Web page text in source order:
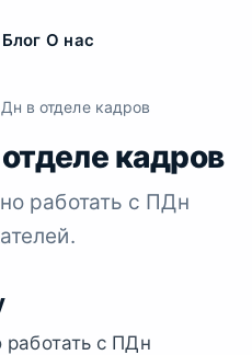
Блог О нас
в отделе кадров
кадров
работать с ПДн
работать с ПДн